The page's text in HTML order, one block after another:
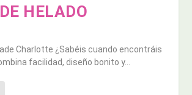
HELADO
Charlotte ¿Sabéis cuando encontráis
facilidad, diseño bonito y...